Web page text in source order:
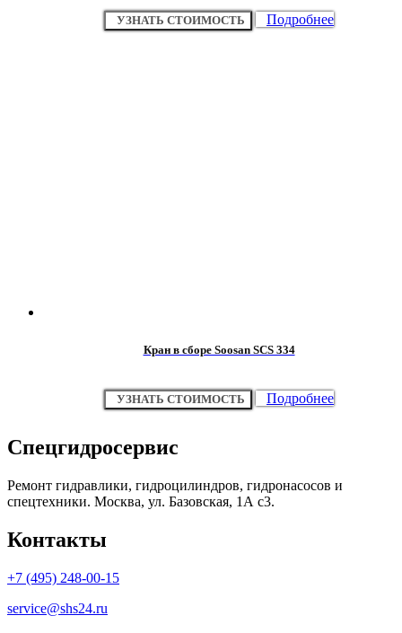
УЗНАТЬ СТОИМОСТЬ Подробнее
Кран в сборе Soosan SCS 334
УЗНАТЬ СТОИМОСТЬ Подробнее
Спецгидросервис
Ремонт гидравлики, гидроцилиндров, гидронасосов и
спецтехники. Москва, ул. Базовская, 1А с3.
Контакты
+7 (495) 248-00-15
service@shs24.ru